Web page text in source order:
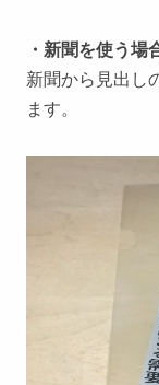
・新聞を使う場
新聞から見出し
ます。